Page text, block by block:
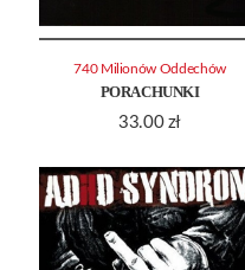
PORACHUNKI
33.00 zł
740 Milionów Oddechów